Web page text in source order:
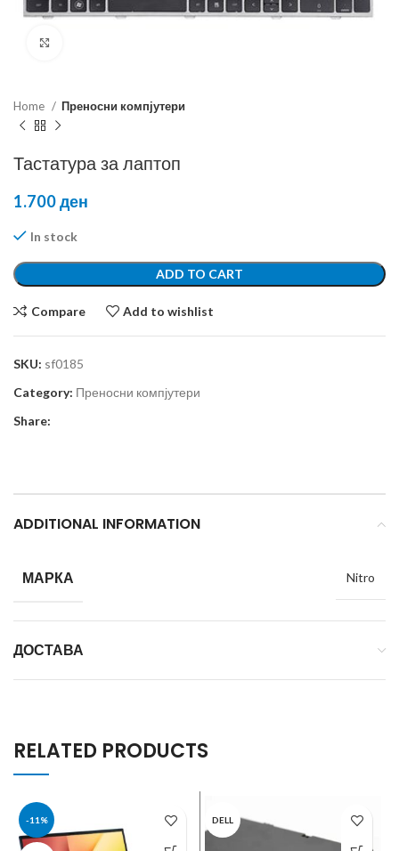
Home Преносни компјутери
Тастатура за лаптоп
1.700ден
In stock
ADD TO CART
Compare Add to wishlist
SKU: sf0185
Category: Преносни компјутери
Share:
ADDITIONAL INFORMATION
МАРКА Nitro
ДОСТАВА
RELATED PRODUCTS
-11% DELL